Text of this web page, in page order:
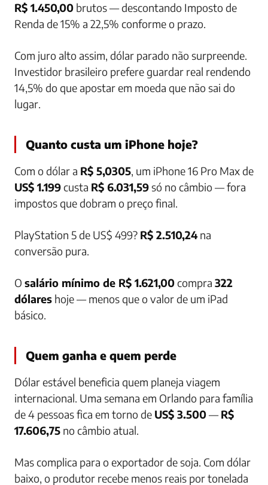
R$ 1.450,00 brutos — descontando Imposto de
Renda de 15% a 22,5% conforme o prazo.
Com juro alto assim, dólar parado não surpreende.
Investidor brasileiro prefere guardar real rendendo
14,5% do que apostar em moeda que não sai do
lugar.
Quanto custa um iPhone hoje?
Com o dólar a R$ 5,0305, um iPhone 16 Pro Max de
US$ 1.199custa R$ 6.031,59só no câmbio — fora
impostos que dobram o preço final.
PlayStation 5 de US$ 499? R$ 2.510,24na
conversão pura.
O salário mínimo de R$ 1.621,00compra 322
dólares hoje — menos que o valor de um iPad
básico.
Quem ganha e quem perde
Dólar estável beneficia quem planeja viagem
internacional. Uma semana em Orlando para família
de 4 pessoas fica em torno de US$ 3.500—R$
17.606,75 no câmbio atual.
Mas complica para o exportador de soja. Com dólar
baixo, o produtor recebe menos reais por tonelada